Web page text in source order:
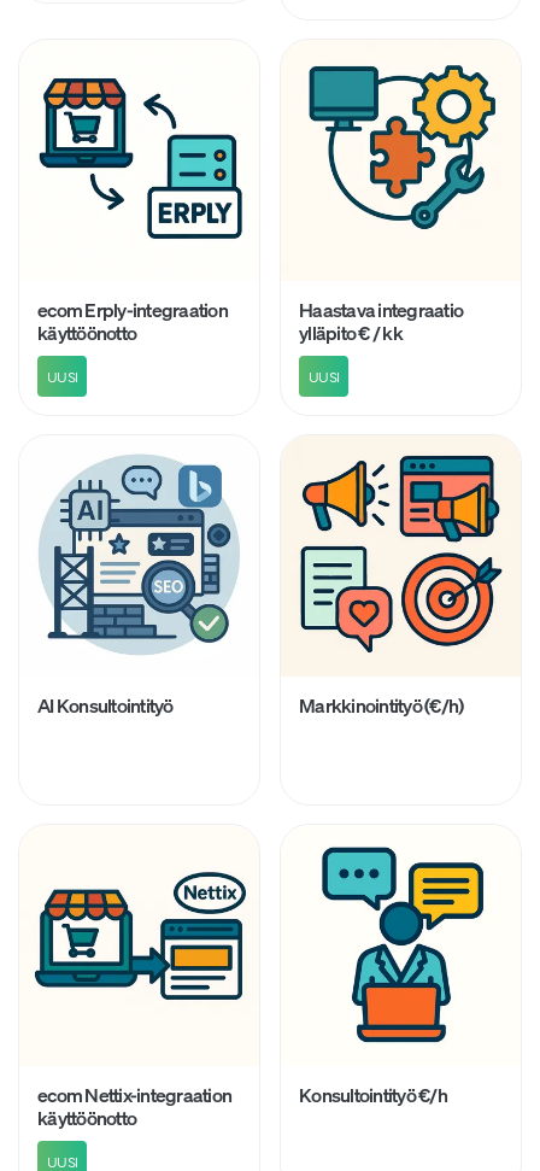
ecom Erply-integraation
käyttöönotto
UUSI
Haastava integraatio
ylläpito € / kk
UUSI
AI Konsultointityö Markkinointityö (€/h)
ecom Nettix-integraation
käyttöönotto
UUSI
Konsultointityö €/h